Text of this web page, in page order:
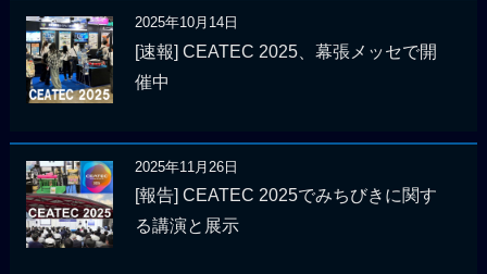
2025年10月14日
[速報] CEATEC 2025、幕張メッセで開
催中
2025年11月26日
[報告] CEATEC 2025でみちびきに関す
る講演と展示